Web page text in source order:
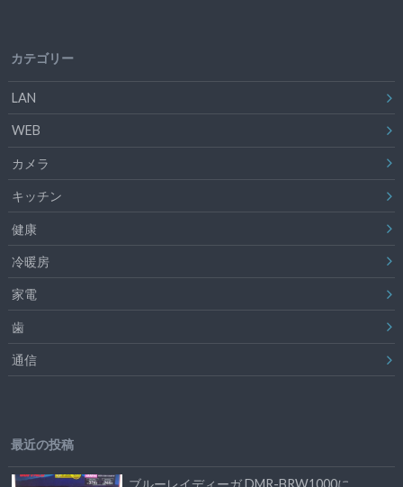
カテゴリー
LAN
WEB
カメラ
キッチン
健康
冷暖房
家電
歯
通信
最近の投稿
ブルーレイディーガ DMR-BRW1000に